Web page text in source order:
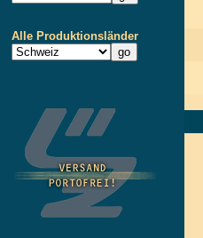
Alle Produktionsländer